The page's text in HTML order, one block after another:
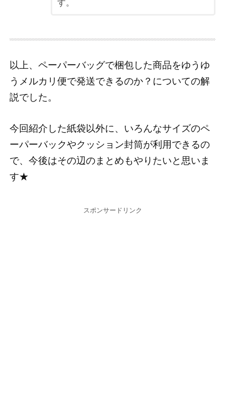
す。
以上、ペーパーバッグで梱包した商品をゆうゆ
うメルカリ便で発送できるのか？についての解
説でした。
今回紹介した紙袋以外に、いろんなサイズのペ
ーパーバックやクッション封筒が利用できるの
で、今後はその辺のまとめもやりたいと思いま
す★
スポンサードリンク